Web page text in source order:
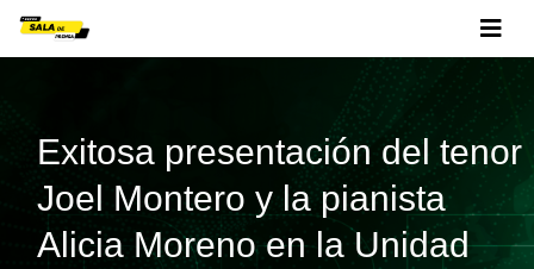
Exitosa presentación del tenor
Joel Montero y la pianista
Alicia Moreno en la Unidad